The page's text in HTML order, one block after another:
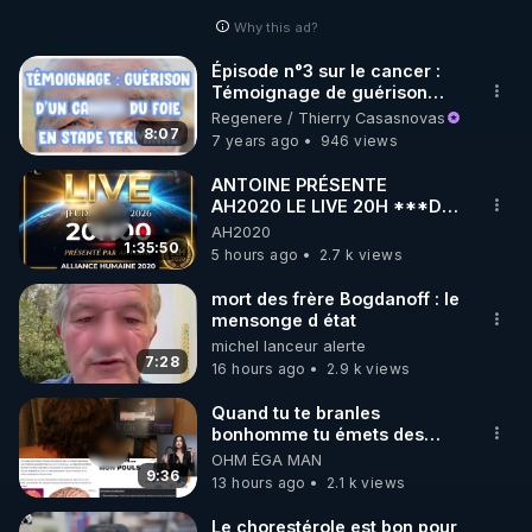
🌱 INSTAGRAM
https://www.instagram.com/rdlr_thierrycasasnovas/
http://rgnr.li/instagram
🌱 LA NEWSLETTER
Pour ne pas rater l’actualité RGNR (stages,
http://rgnr.li/news
🌱 VIDÉOS NON CENSURÉES SUR ODYSEE
Toutes les vidéos Youtube sont aussi sur la
http://rgnr.li/odysee
🌱 LES STAGES EN PRÉSENTIEL
Why this ad?
8:07
Épisode n°3 sur le cancer :
Témoignage de guérison
naturelle d'un cancer du foie
en stade terminal
Regenere / Thierry Casasnovas
7 years ago
946 views
1:35:50
ANTOINE PRÉSENTE
AH2020 LE LIVE 20H ***DU
06/08/2026***
AH2020
5 hours ago
2.7 k views
7:28
mort des frère Bogdanoff : le
mensonge d état
michel lanceur alerte
16 hours ago
2.9 k views
9:36
Quand tu te branles
bonhomme tu émets des
ondes ils ont juste omis de
t'expliquer
OHM ÉGA MAN
13 hours ago
2.1 k views
Le chorestérole est bon pour